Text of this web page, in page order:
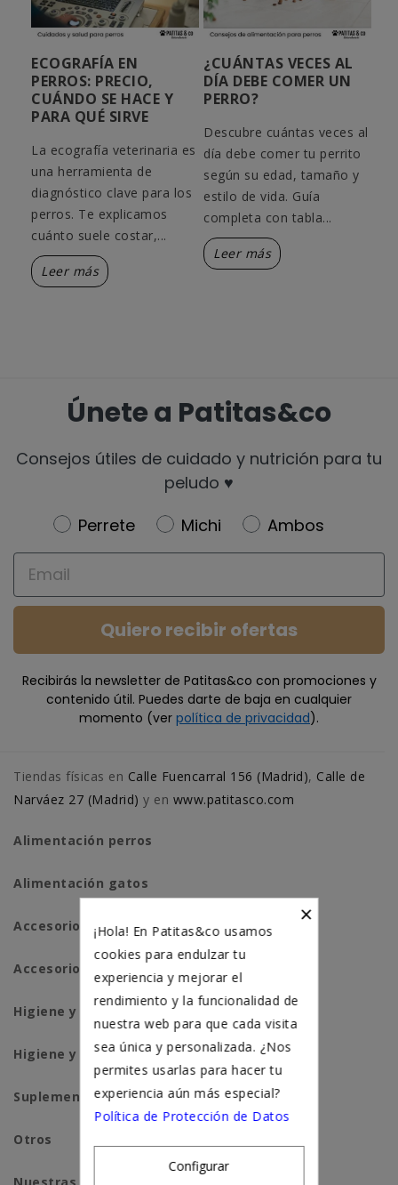
ECOGRAFÍA EN
PERROS: PRECIO,
CUÁNDO SE HACE Y
PARA QUÉ SIRVE
La ecografía veterinaria es
una herramienta de
diagnóstico clave para los
perros. Te explicamos
cuánto suele costar,...
Leer más
¿CUÁNTAS VECES AL
DÍA DEBE COMER UN
PERRO?
Descubre cuántas veces al
día debe comer tu perrito
según su edad, tamaño y
estilo de vida. Guía
completa con tabla...
Leer más
Únete a Patitas&co
Consejos útiles de cuidado y nutrición para tu
peludo ♥️
Newsletter
Perrete Michi
Ambos
Email
Quiero recibir ofertas
Recibirás la newsletter de Patitas&co con promociones y
contenido útil. Puedes darte de baja en cualquier
momento (ver política de privacidad).
Tiendas físicas en Calle Fuencarral 156 (Madrid), Calle de
Narváez 27 (Madrid) y en www.patitasco.com
Alimentación perros
Alimentación gatos
Accesorios perros
Accesorios para gatos
Higiene y salud perros
Higiene y salud gatos
Suplementación natural
Otros
×
¡Hola! En Patitas&co usamos
cookies para endulzar tu
experiencia y mejorar el
rendimiento y la funcionalidad de
nuestra web para que cada visita
sea única y personalizada. ¿Nos
permites usarlas para hacer tu
experiencia aún más especial?
Política de Protección de Datos
Configurar